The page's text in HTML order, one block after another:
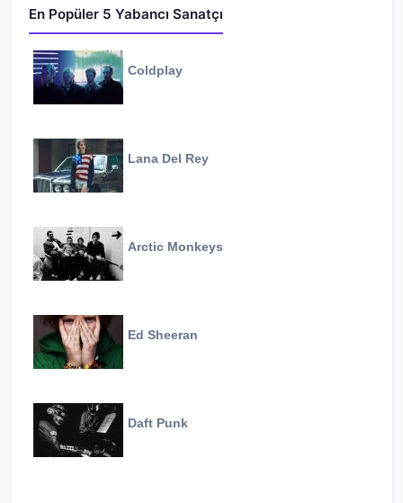
En Popüler 5 Yabancı Sanatçı
Coldplay
Lana Del Rey
Arctic Monkeys
Ed Sheeran
Daft Punk